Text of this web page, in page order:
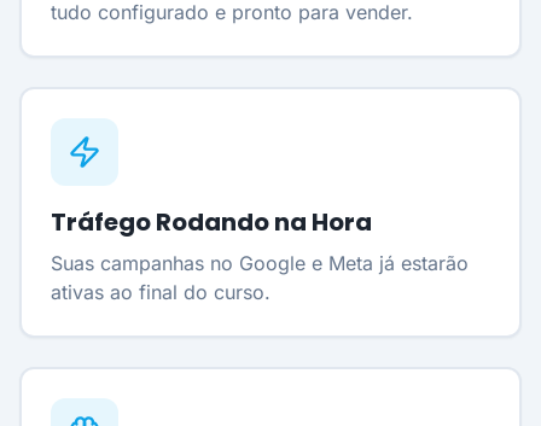
tudo configurado e pronto para vender.
Tráfego Rodando na Hora
Suas campanhas no Google e Meta já estarão
ativas ao final do curso.